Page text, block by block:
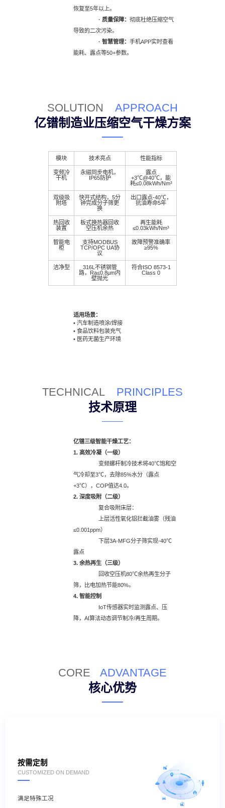
恢复至5年以上。
· 质量保障： 彻底杜绝压缩空气
导致的二次污染。
· 智慧管理： 手机APP实时查看
能耗、露点等50+参数。
SOLUTION APPROACH
亿镨制造业压缩空气干燥方案
模块 技术亮点 性能指标
变频冷
干机
永磁同步电机，
IP65防护
露点
+3℃@40℃，能
耗≤0.08kWh/Nm³
双级吸
附塔
快开式结构，5分
钟完成分子筛更
换
出口露点-40℃，
抗油寿命5年
热回收
装置
板式换热器回收
空压机余热
再生能耗
≤0.03kWh/Nm³
智能电
柜
支持MODBUS
TCP/OPC UA协
议
故障预警准确率
≥95%
洁净型
316L不锈钢管
路，Ra≤0.8μm内
壁抛光
符合ISO 8573-1
Class 0
适用场景：
• 汽车制造喷涂/焊接
• 食品饮料包装充气
• 医药无菌生产环境
TECHNICAL PRINCIPLES
技术原理
亿镨三级智能干燥工艺：
1. 高效冷凝（一级）
变频螺杆制冷技术将40℃饱和空
气冷却至3℃，去除85%水分（露点
+3℃），COP值达4.0。
2. 深度吸附（二级）
复合吸附床层：
上层活性氧化铝拦截油雾（残油
≤0.001ppm）
下层3A-MFG分子筛实现-40℃
露点
3. 余热再生（三级）
回收空压机80℃余热再生分子
筛，比电加热节能80%。
4. 智能控制
IoT传感器实时监测露点、压
降，AI算法动态调节制冷/再生周期。
CORE ADVANTAGE
核心优势
按需定制
CUSTOMIZED ON DEMAND
满足特殊工况